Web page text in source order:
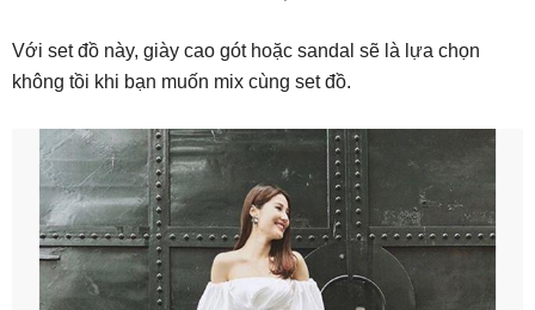
Với set đồ này, giày cao gót hoặc sandal sẽ là lựa chọn
không tồi khi bạn muốn mix cùng set đồ.